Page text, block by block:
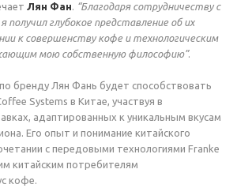
Лян Фан. “Благодаря сотрудничеству с
получил глубокое представление об их
к совершенству кофе и технологическим
мою собственную философию”.
бренду Лян Фань будет способствовать
Systems в Китае, участвуя в
адаптированных к уникальным вкусам
Его опыт и понимание китайского
с передовыми технологиями Franke
китайским потребителям
кофе.